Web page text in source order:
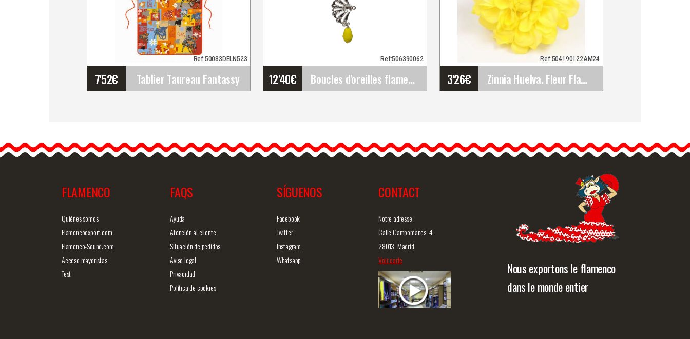
7'52€ Tablier Taureau Fantassy
Ref:50083DELN523
pour éviter la bousculade
du taureau,…
12'40€ Boucles d'oreilles flamenco faites à la main
Ref:506390062
Boucles d'oreilles style
flamenco pas chères. Ces…
3'26€ Zinnia Huelva. Fleur Flamenca. Jaune AM24. 9cm
Ref:504190122AM24
9cm
Le zinnia est une très belle
Vue rapide
FLAMENCO
Quiénes somos
Flamencoexport.com
Flamenco-Sound.com
Acceso mayoristas
Test
FAQS
Ayuda
Atención al cliente
Situación de pedidos
Aviso legal
Privacidad
Política de cookies
SÍGUENOS
Facebook
Twitter
Instagram
Whatsapp
CONTACT
Notre adresse:
Calle Campomanes, 4,
28013, Madrid
Voir carte
Nous exportons le flamenco
dans le monde entier